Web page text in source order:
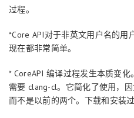
过程。
*Core API对于非英文用户名的用
现在都非常简单。
* CoreAPI 编译过程发生本质变化
需要 clang-cl。它简化了使用，
而不是以前的两个。下载和安装